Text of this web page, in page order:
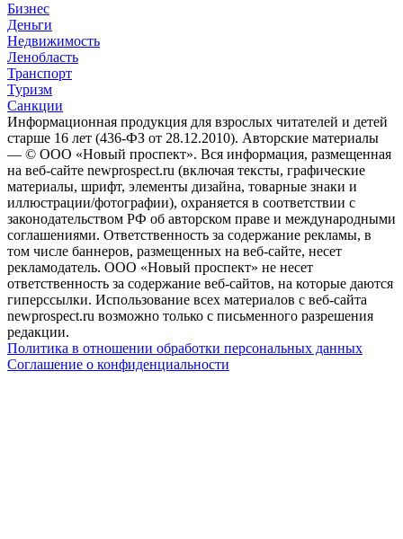
Бизнес
Деньги
Недвижимость
Ленобласть
Транспорт
Туризм
Санкции
Информационная продукция для взрослых читателей и детей
старше 16 лет (436-ФЗ от 28.12.2010). Авторские материалы
— © ООО «Новый проспект». Вся информация, размещенная
на веб-сайте newprospect.ru (включая тексты, графические
материалы, шрифт, элементы дизайна, товарные знаки и
иллюстрации/фотографии), охраняется в соответствии с
законодательством РФ об авторском праве и международными
соглашениями. Ответственность за содержание рекламы, в
том числе баннеров, размещенных на веб-сайте, несет
рекламодатель. ООО «Новый проспект» не несет
ответственность за содержание веб-сайтов, на которые даются
гиперссылки. Использование всех материалов с веб-сайта
newprospect.ru возможно только с письменного разрешения
редакции.
Политика в отношении обработки персональных данных
Соглашение о конфиденциальности